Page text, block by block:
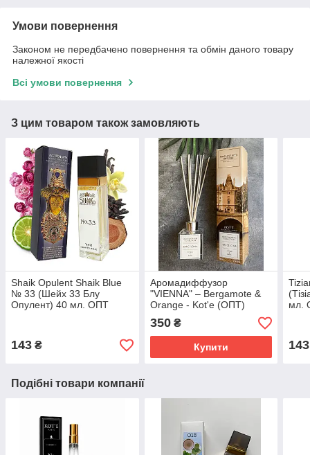
Умови повернення
Законом не передбачено повернення та обмін даного товару
належної якості
Всі умови повернення
З цим товаром також замовляють
Shaik Opulent Shaik Blue
№ 33 (Шейх 33 Блу
Опулент) 40 мл. ОПТ
143 ₴
Аромадиффузор
"VIENNA" – Bergamote &
Orange - Kot'e (ОПТ)
350₴
Купити
мл.
143
Подібні товари компанії